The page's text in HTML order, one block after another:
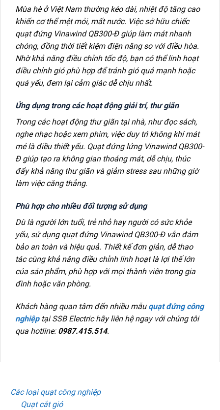
Mùa hè ở Việt Nam thường kéo dài, nhiệt độ tăng cao
khiến cơ thể mệt mỏi, mất nước. Việc sở hữu chiếc
quạt đứng Vinawind QB300-Đ giúp làm mát nhanh
chóng, đồng thời tiết kiệm điện năng so với điều hòa.
Nhờ khả năng điều chỉnh tốc độ, bạn có thể linh hoạt
điều chỉnh gió phù hợp để tránh gió quá mạnh hoặc
quá yếu, đem lại cảm giác dễ chịu nhất.
Ứng dụng trong các hoạt động giải trí, thư giãn
Trong các hoạt động thư giãn tại nhà, như đọc sách,
nghe nhạc hoặc xem phim, việc duy trì không khí mát
mẻ là điều thiết yếu. Quạt đứng lửng Vinawind QB300-
Đ giúp tạo ra không gian thoáng mát, dễ chịu, thúc
đẩy khả năng thư giãn và giảm stress sau những giờ
làm việc căng thẳng.
Phù hợp cho nhiều đối tượng sử dụng
Dù là người lớn tuổi, trẻ nhỏ hay người có sức khỏe
yếu, sử dụng quạt đứng Vinawind QB300-Đ vẫn đảm
bảo an toàn và hiệu quả. Thiết kế đơn giản, dễ thao
tác cùng khả năng điều chỉnh linh hoạt là lợi thế lớn
của sản phẩm, phù hợp với mọi thành viên trong gia
đình hoặc văn phòng.
Khách hàng quan tâm đến nhiều mẫu quạt đứng công
nghiệptại SSB Electric hãy liên hệ ngay với chúng tôi
qua hotline: 0987.415.514.
Các loại quạt công nghiệp
Quạt cắt gió